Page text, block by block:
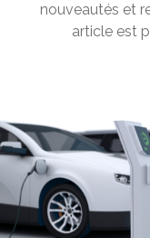
← Revenir aux
LES
HYBRIDES
PASSENT
PARTS DE
Rédigé par
nouveautés et
article est